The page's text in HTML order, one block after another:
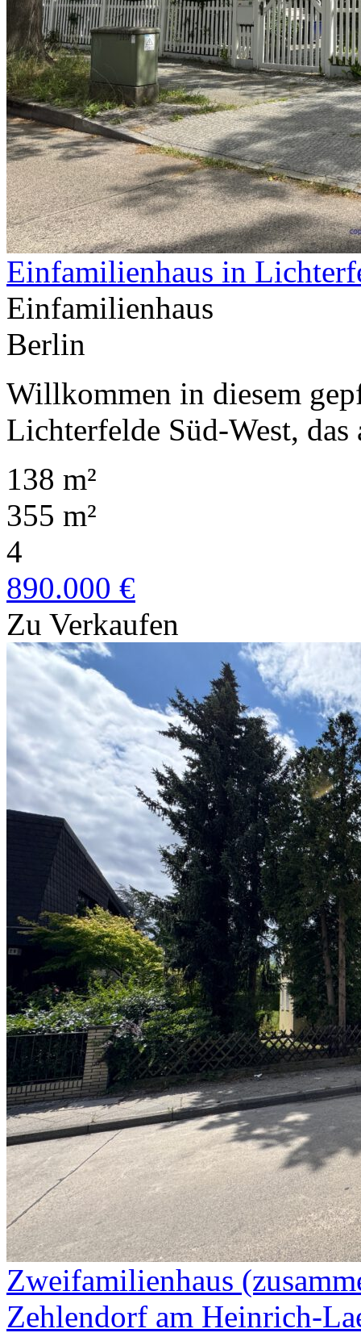
Einfamilienhaus in
Einfamilienhaus
Berlin
Willkommen in diesem
Lichterfelde Süd-West,
138 m²
355 m²
4
890.000 €
Zu Verkaufen
Zweifamilienhaus
Zehlendorf am Heinrich-